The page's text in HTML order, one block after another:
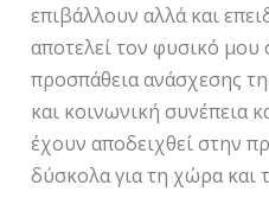
επιβάλλουν αλλά και
αποτελεί τον φυσικό
προσπάθεια ανάσχεσης
και κοινωνική συνέπεια
έχουν αποδειχθεί στην
δύσκολα για τη χώρα και